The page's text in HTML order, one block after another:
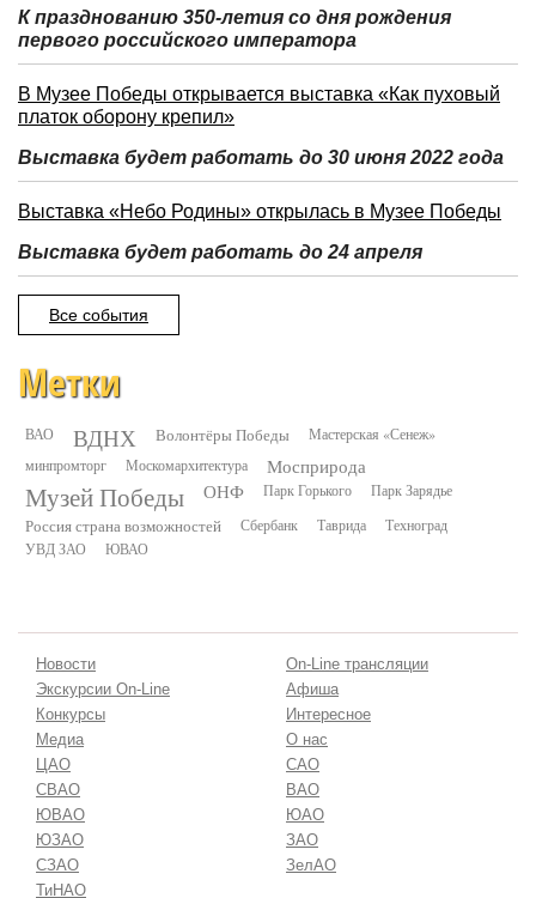
К празднованию 350-летия со дня рождения
первого российского императора
В Музее Победы открывается выставка «Как пуховый
платок оборону крепил»
Выставка будет работать до 30 июня 2022 года
Выставка «Небо Родины» открылась в Музее Победы
Выставка будет работать до 24 апреля
Все события
Метки
ВАО ВДНХ Волонтёры Победы
Мастерская «Сенеж»
минпромторг
Москомархитектура Мосприрода
Музей Победы ОНФ Парк Горького Парк Зарядье
Россия страна возможностей Сбербанк Таврида
Техноград
УВД ЗАО
ЮВАО
Новости
On-Line трансляции
Экскурсии On-Line
Афиша
Конкурсы
Интересное
Медиа
О нас
ЦАО
САО
СВАО
ВАО
ЮВАО
ЮАО
ЮЗАО
ЗАО
СЗАО
ЗелАО
ТиНАО